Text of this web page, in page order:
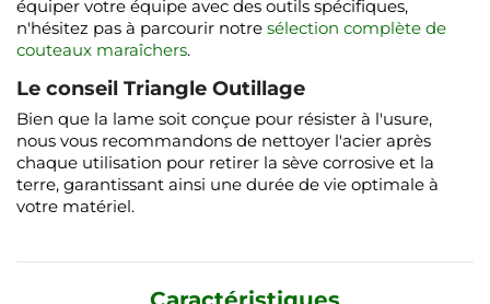
équiper votre équipe avec des outils spécifiques,
n'hésitez pas à parcourir notre sélection complète de
couteaux maraîchers.
Le conseil Triangle Outillage
Bien que la lame soit conçue pour résister à l'usure,
nous vous recommandons de nettoyer l'acier après
chaque utilisation pour retirer la sève corrosive et la
terre, garantissant ainsi une durée de vie optimale à
votre matériel.